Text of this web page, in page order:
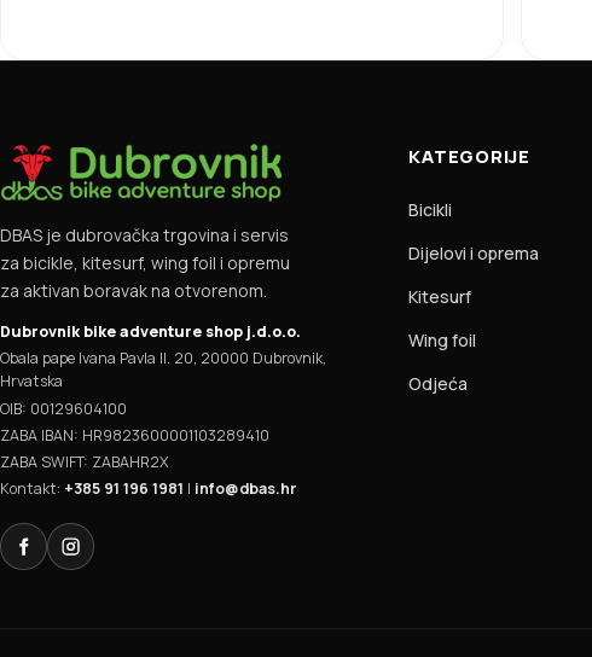
DBAS je dubrovačka trgovina i servis
za bicikle, kitesurf, wing foil i opremu
za aktivan boravak na otvorenom.
Dubrovnik bike adventure shop j.d.o.o.
Obala pape Ivana Pavla II. 20, 20000 Dubrovnik,
Hrvatska
OIB: 00129604100
ZABA IBAN: HR9823600001103289410
ZABA SWIFT: ZABAHR2X
Kontakt: +385 91 196 1981 | info@dbas.hr
FacebookInstagram
KATEGORIJE
Bicikli
Dijelovi i oprema
Kitesurf
Wing foil
Odjeća